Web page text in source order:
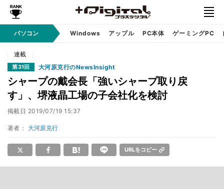
パソコン Windows アップル PC本体 ゲーミングPC
連載
第31回 大河原克行のNewsInsight
シャープの戴会長「強いシャープ取り戻
す」、堺液晶工場の子会社化を検討
掲載日 2019/07/19 15:37
著者： 大河原克行
URLをコピー